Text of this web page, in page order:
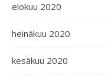
elokuu 2020
heinäkuu 2020
kesäkuu 2020